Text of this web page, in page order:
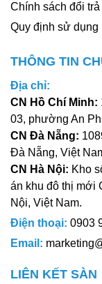
Chính sách đổi trả
Quy định sử dụng
THÔNG TIN
Địa chỉ:
CN Hồ Chí Minh:
03, phường An
CN Đà Nẵng:
Đà Nẵng, Việt
CN Hà Nội: Kho
án khu đô thị mới
Nội, Việt Nam.
Điện thoại: 0903
Email:
LIÊN KẾT SÀN